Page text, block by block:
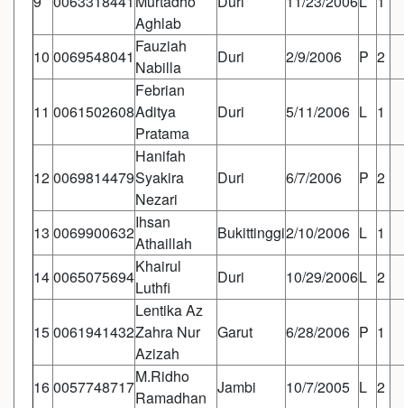
Aghlab
10 0069548041
Fauziah
Nabilla
Duri 2/9/2006 P 2
11 0061502608
Febrian
Aditya
Pratama
Duri 5/11/2006 L 1
120069814479
Hanifah
Syakira
Nezari
Duri 6/7/2006 P 2
13 0069900632
Ihsan
Athaillah
Bukittinggi2/10/2006 L 1
140065075694
Khairul
Luthfi
Duri 10/29/2006L 2
150061941432
Lentika Az
Zahra Nur
Azizah
Garut 6/28/2006 P 1
160057748717
M.Ridho
Ramadhan
Jambi 10/7/2005 L 2